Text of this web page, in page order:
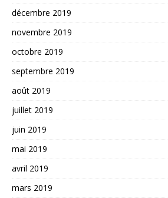
décembre 2019
novembre 2019
octobre 2019
septembre 2019
août 2019
juillet 2019
juin 2019
mai 2019
avril 2019
mars 2019